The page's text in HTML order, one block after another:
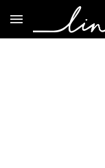
Skip to main